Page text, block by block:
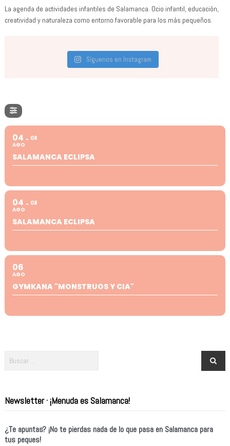
La agenda de actividades infantiles de Salamanca. Ocio infantil, educación,
creatividad y naturaleza como entorno favorable para los más pequeños.
Síguenos en Instagram
04
AGO
08
SALAMANCA ECLIPSA
04
AGO
08
SALAMANCA ECLIPSA
06
AGO
GYMKANA "MONSTRUOS Y CIA"
Newsletter · ¡Menuda es Salamanca!
¿Te apuntas? ¡No te pierdas nada de lo que pasa en Salamanca para
tus peques!